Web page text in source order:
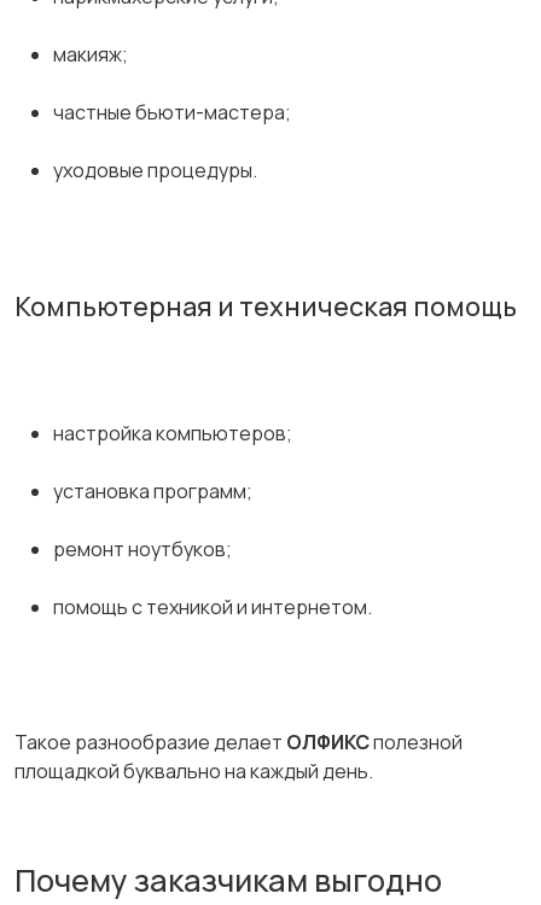
макияж;
частные бьюти-мастера;
уходовые процедуры.
Компьютерная и техническая помощь
настройка компьютеров;
установка программ;
ремонт ноутбуков;
помощь с техникой и интернетом.
Такое разнообразие делает ОЛФИКСполезной
площадкой буквально на каждый день.
Почему заказчикам выгодно